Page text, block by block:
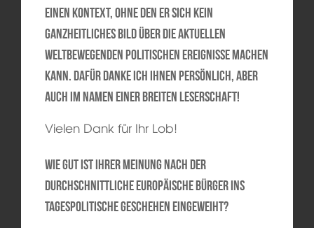
einen Kontext, ohne den er sich kein
ganzheitliches Bild über die aktuellen
weltbewegenden politischen Ereignisse machen
kann. Dafür danke ich Ihnen persönlich, aber
auch im Namen einer breiten Leserschaft!
Vielen Dank für Ihr Lob!
Wie gut ist Ihrer Meinung nach der
durchschnittliche europäische Bürger ins
tagespolitische Geschehen eingeweiht?